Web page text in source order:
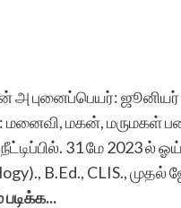
புனைப்பெயர்: ஜூனியர்
மனைவி, மகன், மருமகள்
31 மே 2023 ல்
B.Ed., CLIS.,
படிக்க...